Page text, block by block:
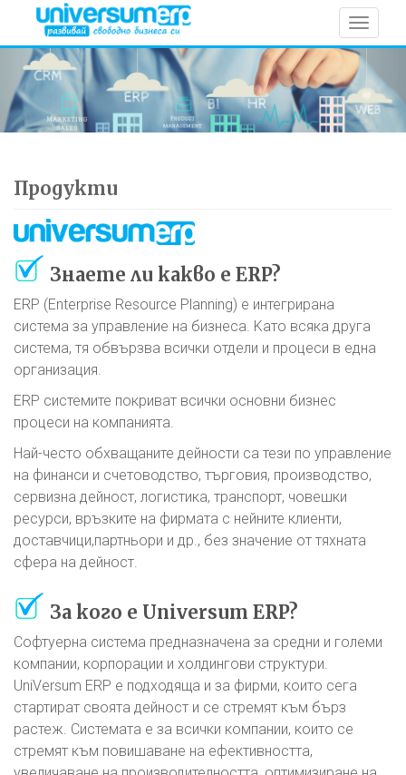
Toggle
Продукти
Знаете ли какво е ERP?
ERP (Enterprise Resource Planning) е интегрирана
система за управление на бизнеса. Kато всяка друга
система, тя обвързва всички отдели и процеси в една
организация.
ERP системите покриват всички основни бизнес
процеси на компанията.
Най-често обхващаните дейности са тези по управление
на финанси и счетоводство, търговия, производство,
сервизна дейност, логистика, транспорт, човешки
ресурси, връзките на фирмата с нейните клиенти,
доставчици,партньори и др., без значение от тяхната
сфера на дейност.
За кого е Universum ERP?
Софтуерна система предназначена за средни и големи
компании, корпорации и холдингови структури.
UniVersum ERP е подходяща и за фирми, които сега
стартират своята дейност и се стремят към бърз
растеж. Системата e за всички компании, които се
стремят към повишаване на ефективността,